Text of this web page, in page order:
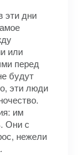
эти дни
или
перед
будут
эти люди
им
Они с
нежели